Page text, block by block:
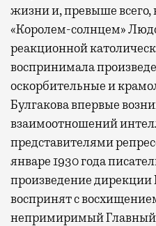
жизни и, превыше
«Королем-солнцем»
реакционной
воспринимала
оскорбительные и
Булгакова впервые
взаимоотношений
представителями
январе 1930 года
произведение
воспринят с
непримиримый